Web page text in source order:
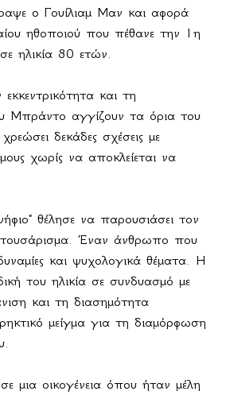
ο Γουίλιαμ Μαν και αφορά
ηθοποιού που πέθανε την 1η
ηλικία 80 ετών.
εκκεντρικότητα και τη
Μπράντο αγγίζουν τα όρια του
δεκάδες σχέσεις με
χωρίς να αποκλείεται να
θέλησε να παρουσιάσει τον
Έναν άνθρωπο που
και ψυχολογικά θέματα. Η
του ηλικία σε συνδυασμό με
και τη διασημότητα
μείγμα για τη διαμόρφωση
μια οικογένεια όπου ήταν μέλη